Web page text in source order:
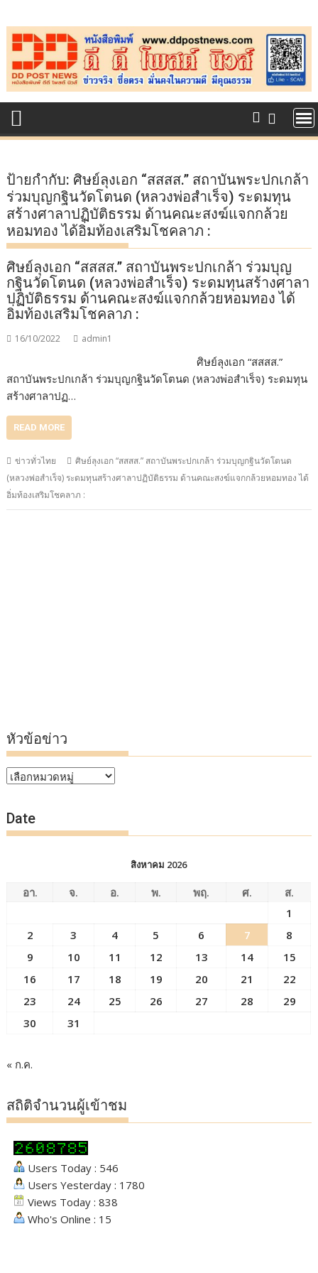
to
content
ป้ายกำกับ: ศิษย์ลุงเอก “สสสส.” สถาบันพระปกเกล้า
ร่วมบุญกฐินวัดโตนด (หลวงพ่อสำเร็จ) ระดมทุน
สร้างศาลาปฏิบัติธรรม ด้านคณะสงฆ์แจกกล้วย
หอมทอง ได้อิ่มท้องเสริมโชคลาภ :
ศิษย์ลุงเอก “สสสส.” สถาบันพระปกเกล้า ร่วมบุญ
กฐินวัดโตนด (หลวงพ่อสำเร็จ) ระดมทุนสร้างศาลา
ปฏิบัติธรรม ด้านคณะสงฆ์แจกกล้วยหอมทอง ได้
อิ่มท้องเสริมโชคลาภ :
16/10/2022 admin1
ศิษย์ลุงเอก “สสสส.”
สถาบันพระปกเกล้า ร่วมบุญกฐินวัดโตนด (หลวงพ่อสำเร็จ) ระดมทุน
สร้างศาลาปฏ…
READ MORE
ข่าวทั่วไทย
ศิษย์ลุงเอก “สสสส.” สถาบันพระปกเกล้า ร่วมบุญกฐินวัดโตนด
(หลวงพ่อสำเร็จ) ระดมทุนสร้างศาลาปฏิบัติธรรม ด้านคณะสงฆ์แจกกล้วยหอมทอง ได้
อิ่มท้องเสริมโชคลาภ :
หัวข้อข่าว
หัวข้อ
Date
สิงหาคม 2026
อา. จ. อ. พ. พฤ. ศ.
ส.
1
2
3 4 5 6 7
8
9
10 11 12 13 14
15
16
17 18 19 20 21
22
23
24 25 26 27 28
29
30
31
« ก.ค.
สถิติจำนวนผู้เข้าชม
Users Today : 546
Users Yesterday : 1780
Views Today : 838
Who's Online : 15